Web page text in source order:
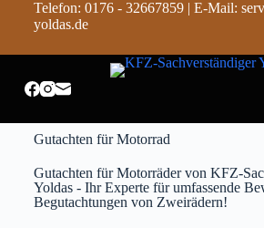
n
Telefon: 0176 - 32667859 | E-Mail:
yoldas.de
Gutachten für Motorrad
Gutachten für Motorräder von KFZ-
Yoldas - Ihr Experte für umfassende
Begutachtungen von Zweirädern!